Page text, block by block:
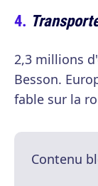
2,3 millions
Besson.
fable sur la
Contenu